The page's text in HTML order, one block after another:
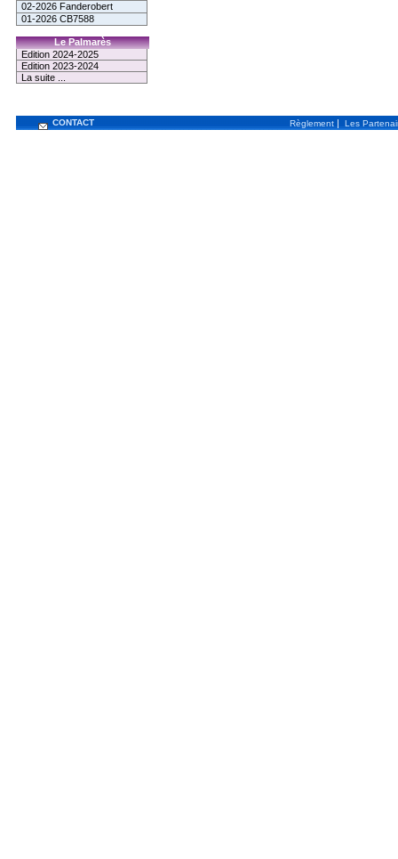
02-2026 Fanderobert
01-2026 CB7588
Le Palmarès
Edition 2024-2025
Edition 2023-2024
La suite ...
CONTACT Règlement | Les